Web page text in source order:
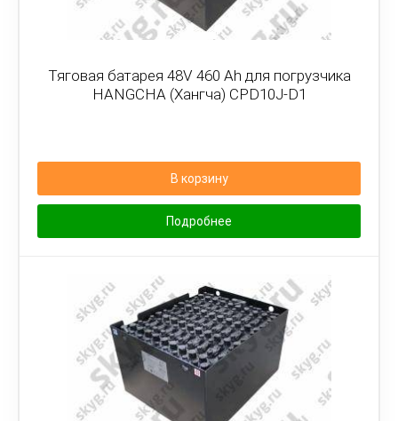
Тяговая батарея 48V 460 Ah для погрузчика
HANGCHA (Хангча) CPD10J-D1
В корзину
Подробнее